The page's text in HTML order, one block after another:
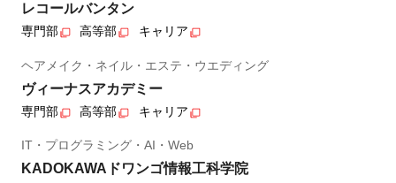
レコールバンタン
専門部 高等部 キャリア
ヘアメイク・ネイル・エステ・ウエディング
ヴィーナスアカデミー
専門部 高等部 キャリア
IT・プログラミング・AI・Web
KADOKAWAドワンゴ情報工科学院